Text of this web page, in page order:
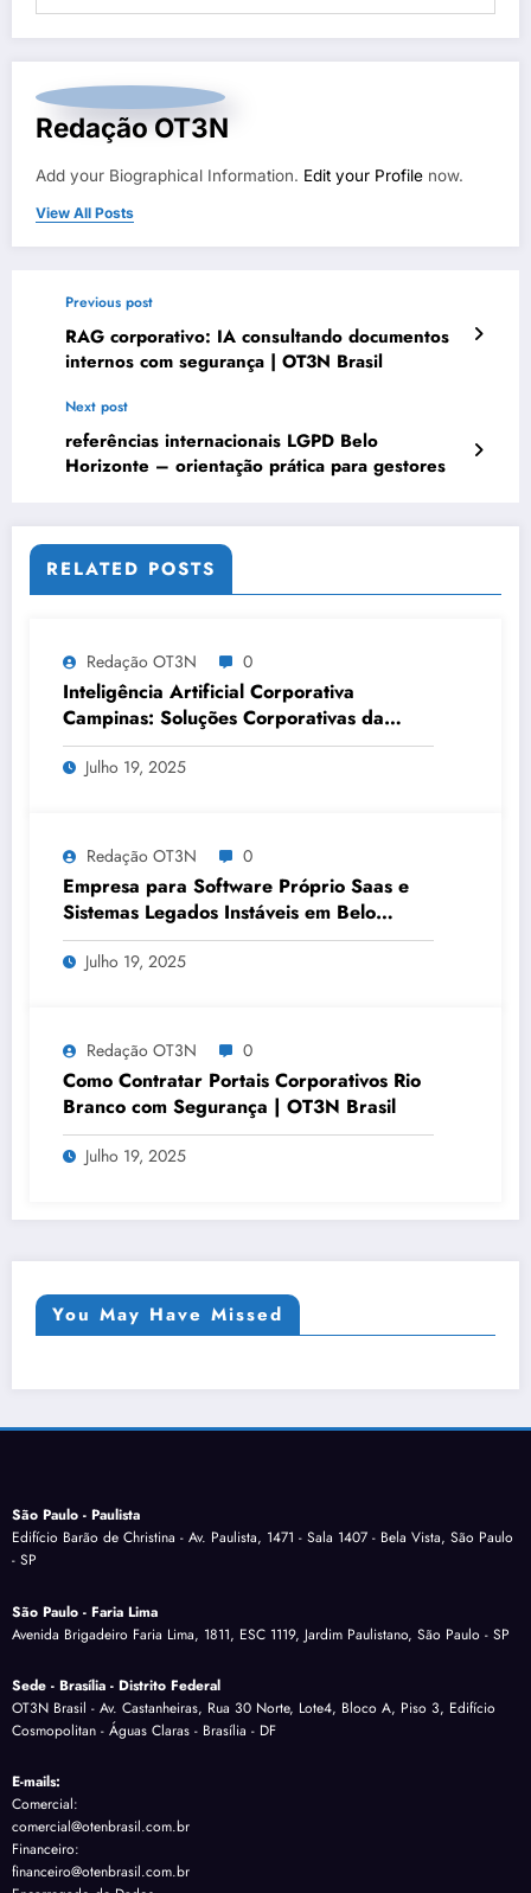
Redação OT3N
Add your Biographical Information. Edit your Profile now.
View All Posts
Previous post
RAG corporativo: IA consultando documentos
internos com segurança | OT3N Brasil
Next post
referências internacionais LGPD Belo
Horizonte – orientação prática para gestores
RELATED POSTS
Redação OT3N 0
Inteligência Artificial Corporativa
Campinas: Soluções Corporativas da
OT3N Brasil – Guia 3083
Julho 19, 2025
Redação OT3N 0
Empresa para Software Próprio Saas e
Sistemas Legados Instáveis em Belo
Horizonte | OT3N Brasil – Guia 3449
Julho 19, 2025
Redação OT3N 0
Como Contratar Portais Corporativos Rio
Branco com Segurança | OT3N Brasil
Julho 19, 2025
You May Have Missed
São Paulo - Paulista
Edifício Barão de Christina - Av. Paulista, 1471 - Sala 1407 - Bela Vista, São Paulo
- SP
São Paulo - Faria Lima
Avenida Brigadeiro Faria Lima, 1811, ESC 1119, Jardim Paulistano, São Paulo - SP
Sede - Brasília - Distrito Federal
OT3N Brasil - Av. Castanheiras, Rua 30 Norte, Lote4, Bloco A, Piso 3, Edifício
Cosmopolitan - Águas Claras - Brasília - DF
E-mails:
Comercial:
comercial@otenbrasil.com.br
Financeiro:
financeiro@otenbrasil.com.br